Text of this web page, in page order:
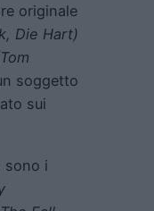
originale
Die Hart)
soggetto
sui
sono i